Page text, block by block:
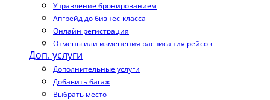
Управление бронированием
Апгрейд до бизнес-класса
Онлайн регистрация
Отмены или изменения расписания рейсов
Доп. услуги
Дополнительные услуги
Добавить багаж
Выбрать место